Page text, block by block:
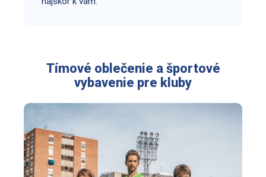
Tímové oblečenie a športové
vybavenie pre kluby